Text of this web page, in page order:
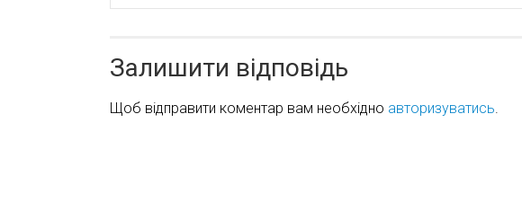
Залишити відповідь
Щоб відправити коментар вам необхідно авторизуватись